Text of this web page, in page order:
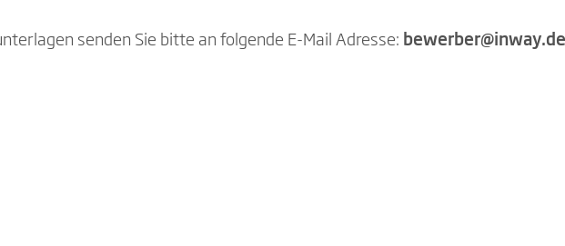
senden Sie bitte an folgende E-Mail Adresse: bewerber@inway.de